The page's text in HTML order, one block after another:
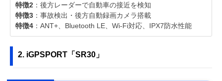
特徴2 ：後方レーダーで自動車の接近を検知
特徴3 ：事故検出・後方自動録画カメラ搭載
特徴4 ：ANT+、Bluetooth LE、Wi-Fi対応、IPX7防水性能
2. iGPSPORT「SR30」